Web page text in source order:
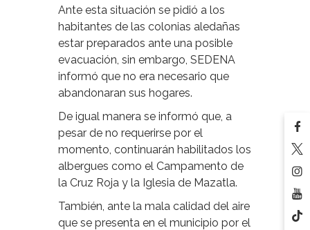
Ante esta situación se pidió a los
habitantes de las colonias aledañas
estar preparados ante una posible
evacuación, sin embargo, SEDENA
informó que no era necesario que
abandonaran sus hogares.
De igual manera se informó que, a
pesar de no requerirse por el
momento, continuarán habilitados los
albergues como el Campamento de
la Cruz Roja y la Iglesia de Mazatla.
También, ante la mala calidad del aire
que se presenta en el municipio por el